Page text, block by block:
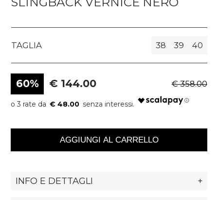
TAGLIA 38 39 40
60% € 144.00 € 358.00
€ 48.00
AGGIUNGI AL CARRELLO
INFO E DETTAGLI +